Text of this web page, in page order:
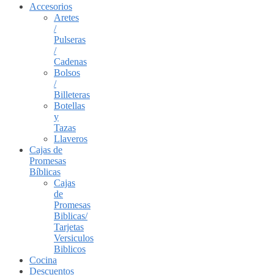
Accesorios
Aretes
/
Pulseras
/
Cadenas
Bolsos
/
Billeteras
Botellas
y
Tazas
Llaveros
Cajas de
Promesas
Bíblicas
Cajas
de
Promesas
Biblicas/
Tarjetas
Versiculos
Biblicos
Cocina
Descuentos